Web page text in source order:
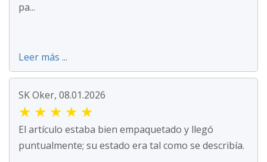
pa...
Leer más ...
SK Oker, 08.01.2026
★ ★ ★ ★ ★
El artículo estaba bien empaquetado y llegó
puntualmente; su estado era tal como se describía.